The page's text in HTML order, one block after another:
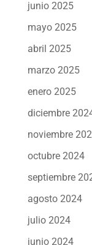
junio 2025
mayo 2025
abril 2025
marzo 2025
enero 2025
diciembre
noviembre
octubre 2024
septiembre
agosto 2024
julio 2024
junio 2024